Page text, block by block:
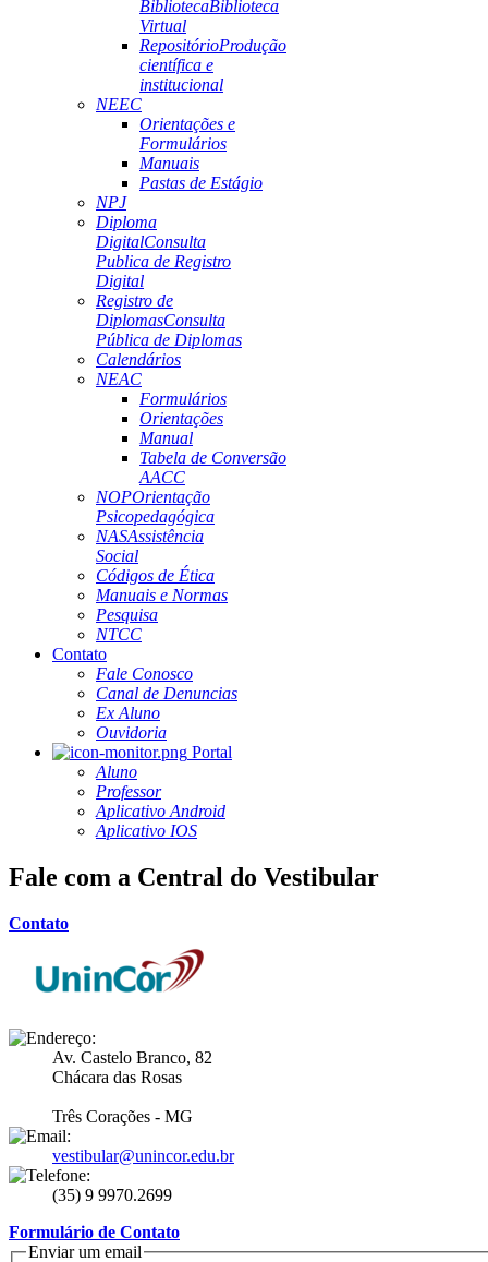
BibliotecaBiblioteca
Virtual
RepositórioProdução
científica e
institucional
NEEC
Orientações e
Formulários
Manuais
Pastas de Estágio
NPJ
Diploma
DigitalConsulta
Publica de Registro
Digital
Registro de
DiplomasConsulta
Pública de Diplomas
Calendários
NEAC
Formulários
Orientações
Manual
Tabela de Conversão
AACC
NOPOrientação
Psicopedagógica
NASAssistência
Social
Códigos de Ética
Manuais e Normas
Pesquisa
NTCC
Contato
Fale Conosco
Canal de Denuncias
Ex Aluno
Ouvidoria
Portal
Aluno
Professor
Aplicativo Android
Aplicativo IOS
Fale com a Central do Vestibular
Contato
Av. Castelo Branco, 82
Chácara das Rosas
Três Corações - MG
vestibular@unincor.edu.br
(35) 9 9970.2699
Formulário de Contato
Enviar um email